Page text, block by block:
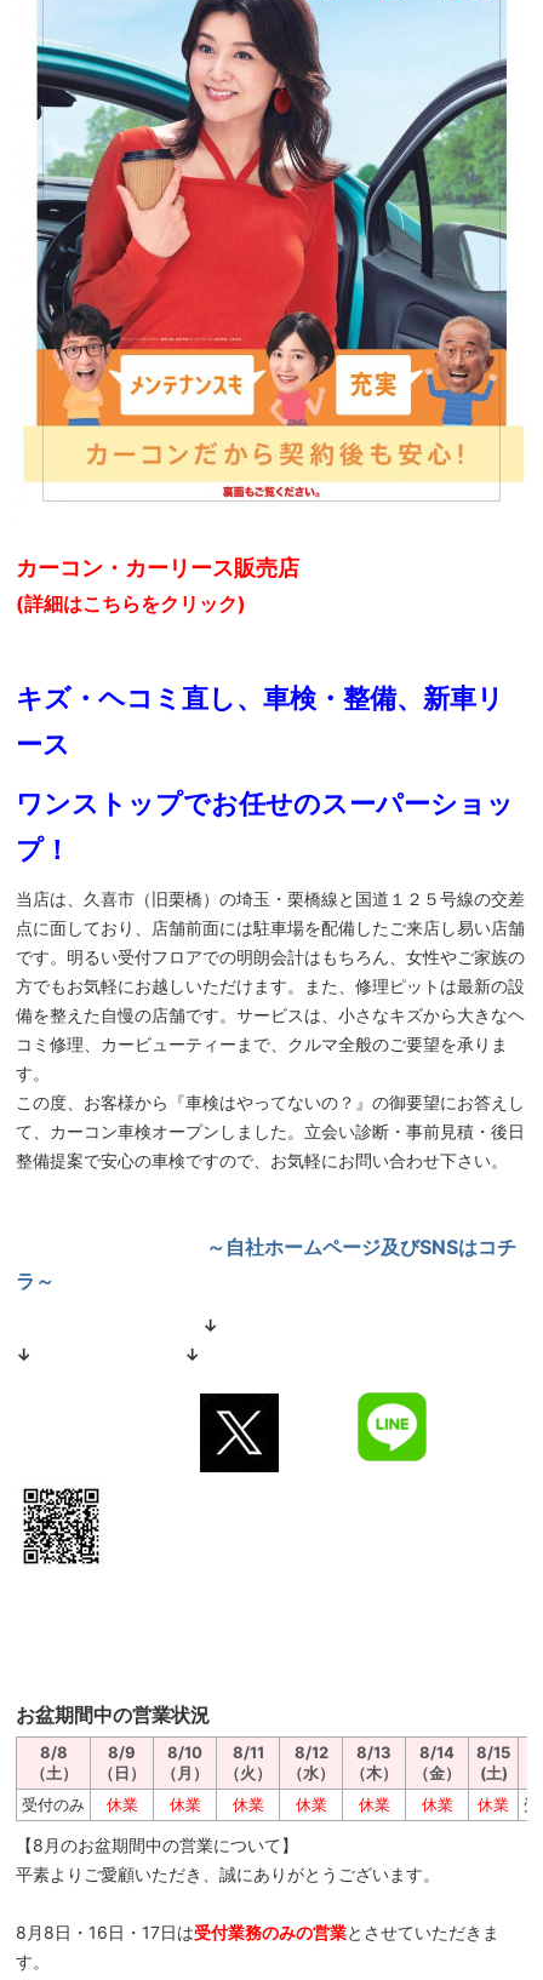
カーコン・カーリース販売店
(詳細はこちらをクリック)
キズ・ヘコミ直し、車検・整備、新車リ
ース
ワンストップでお任せのスーパーショッ
プ！
当店は、久喜市（旧栗橋）の埼玉・栗橋線と国道１２５号線の交差
点に面しており、店舗前面には駐車場を配備したご来店し易い店舗
です。明るい受付フロアでの明朗会計はもちろん、女性やご家族の
方でもお気軽にお越しいただけます。また、修理ピットは最新の設
備を整えた自慢の店舗です。サービスは、小さなキズから大きなヘ
コミ修理、カービューティーまで、クルマ全般のご要望を承りま
す。
この度、お客様から『車検はやってないの？』の御要望にお答えし
て、カーコン車検オープンしました。立会い診断・事前見積・後日
整備提案で安心の車検ですので、お気軽にお問い合わせ下さい。
～自社ホームページ及びSNSはコチ
ラ～
↓
↓ ↓
お盆期間中の営業状況
8/8
（土）
8/9
（日）
8/10
（月）
8/11
（火）
8/12
（水）
8/13
（木）
8/14
（金）
8/15
(土)
受付のみ
休業 休業 休業 休業 休業 休業 休業 受
【8月のお盆期間中の営業について】
平素よりご愛顧いただき、誠にありがとうございます。
8月8日・16日・17日は受付業務のみの営業とさせていただきま
す。